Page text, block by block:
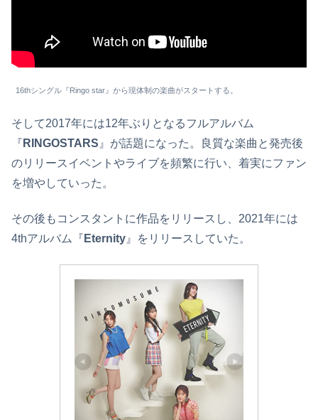
16thシングル『Ringo star』から現体制の楽曲がスタートする。
そして2017年には12年ぶりとなるフルアルバム
『 RINGOSTARS 』が話題になった。良質な楽曲と発売後
のリリースイベントやライブを頻繁に行い、着実にファン
を増やしていった。
その後もコンスタントに作品をリリースし、2021年には
4thアルバム『 Eternity 』をリリースしていた。